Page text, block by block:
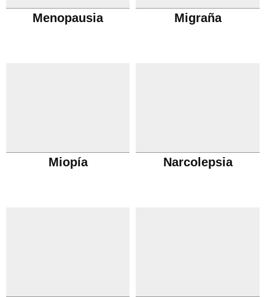
Menopausia Migraña
Miopía Narcolepsia